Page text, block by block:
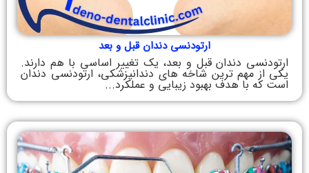
ارتودنسی دندان قبل و بعد
ارتودنسی دندان قبل و بعد، یک تغییر اساسی با هم دارند.
یکی از مهم‌ ترین شاخه ‌های دندانپزشکی، ارتودنسی دندان
است که با هدف بهبود زیبایی و عملکرد...